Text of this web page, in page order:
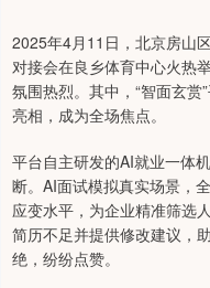
2025年4月11日，北京房山
对接会在良乡体育中心火热
氛围热烈。其中，“智面玄
亮相，成为全场焦点。
平台自主研发的AI就业一体
断。AI面试模拟真实场景，
应变水平，为企业精准筛选
简历不足并提供修改建议，
绝，纷纷点赞。